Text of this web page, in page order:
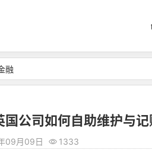
融
国公司如何自助维护与
09月09日 1333